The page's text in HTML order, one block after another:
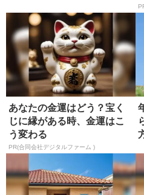
あなたの金運はどう？宝く
じに縁がある時、金運はこ
う変わる
PR(合同会社デジタルファーム )